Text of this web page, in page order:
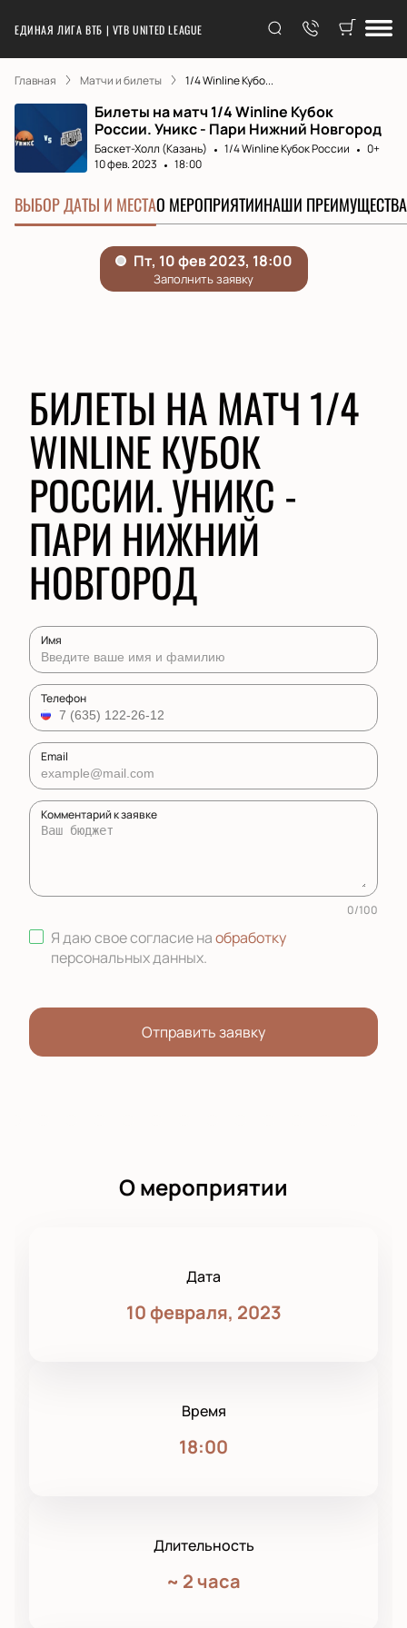
ЕДИНАЯ ЛИГА ВТБ | VTB UNITED LEAGUE
Главная Матчи и билеты 1/4 Winline Кубо...
Билеты на матч 1/4 Winline Кубок
России. Уникс - Пари Нижний Новгород
Баскет-Холл (Казань) 1/4 Winline Кубок России
0+
10 фев. 2023
18:00
ВЫБОР ДАТЫ И МЕСТАО МЕРОПРИЯТИИНАШИ ПРЕИМУЩЕСТВА
БИЛЕТЫ НА МАТЧ 1/4
WINLINE КУБОК
РОССИИ. УНИКС -
ПАРИ НИЖНИЙ
НОВГОРОД
Имя
Телефон
Email
Комментарий к заявке
0/100
Я даю свое согласие наобработку
персональных данных.
Отправить заявку
О мероприятии
Дата
10 февраля, 2023
Время
18:00
Длительность
~ 2 часа